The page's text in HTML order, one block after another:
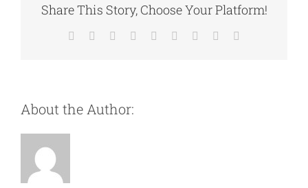
Share This Story, Choose Your Platform!
Facebook
TwitterReddit LinkedInWhatsApp
TumblrPinterest
About the Author: